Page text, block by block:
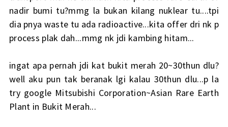
nadir bumi tu?mmg la bukan kilang nuklear tu....tpi
dia pnya waste tu ada radioactive...kita offer dri nk p
process plak dah...mmg nk jdi kambing hitam...
ingat apa pernah jdi kat bukit merah 20~30thun dlu?
well aku pun tak beranak lgi kalau 30thun dlu...p la
try google Mitsubishi Corporation~Asian Rare Earth
Plant in Bukit Merah...